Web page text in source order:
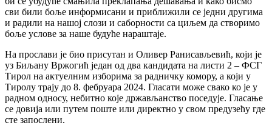
сви били боље информисани и приближили се једни другима
и радили на нашој слози и саборности са циљем да створимо
боље услове за наше будуће нараштаје.
На прослави је био присутан и Оливер Ранисављевић, који је
уз Биљану Вржогић један од два кандидата на листи 2 – ФСГ
Тирол на актуелним изборима за радничку комору, а који у
Тиролу трају до 8. фебруара 2024. Гласати може свако ко је у
радном односу, небитно које држављанство поседује. Гласање
се довија или путем поште или директно у свом предузећу где
сте запослени.